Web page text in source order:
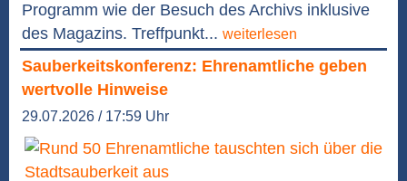
Programm wie der Besuch des Archivs inklusive
des Magazins. Treffpunkt... weiterlesen
Sauberkeitskonferenz: Ehrenamtliche geben
wertvolle Hinweise
29.07.2026 / 17:59 Uhr